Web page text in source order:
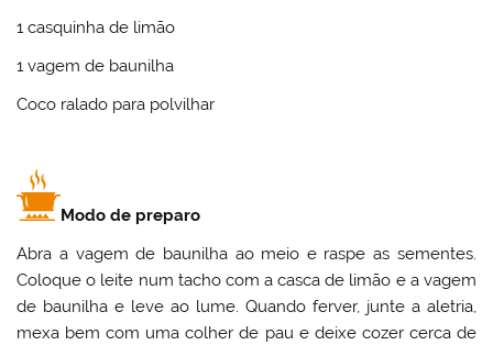
1 casquinha de limão
1 vagem de baunilha
Coco ralado para polvilhar
Modo de preparo
Abra a vagem de baunilha ao meio e raspe as sementes.
Coloque o leite num tacho com a casca de limão e a vagem
de baunilha e leve ao lume. Quando ferver, junte a aletria,
mexa bem com uma colher de pau e deixe cozer cerca de